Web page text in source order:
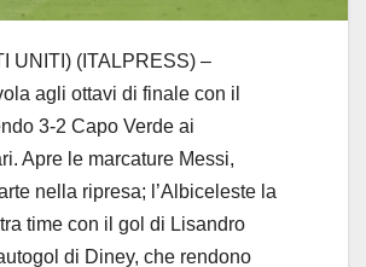
UNITI) (ITALPRESS) –
agli ottavi di finale con il
3-2 Capo Verde ai
Apre le marcature Messi,
nella ripresa; l’Albiceleste la
time con il gol di Lisandro
di Diney, che rendono